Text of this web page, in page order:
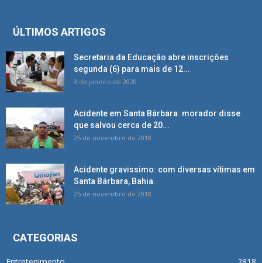
ÚLTIMOS ARTIGOS
Secretaria da Educação abre inscrições
segunda (6) para mais de 12...
3 de janeiro de 2020
Acidente em Santa Bárbara: morador disse
que salvou cerca de 20...
25 de novembro de 2018
Acidente gravissimo: com diversas vítimas em
Santa Bárbara, Bahia.
25 de novembro de 2018
CATEGORIAS